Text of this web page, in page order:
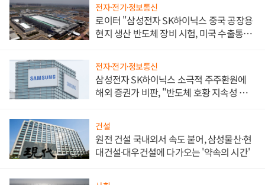
전자·전기·정보통신
로이터 "삼성전자 SK하이닉스 중국 공장용
현지 생산 반도체 장비 시험, 미국 수출통제
전자·전기·정보통신
삼성전자 SK하이닉스 소극적 주주환원에
해외 증권가 비판, "반도체 호황 지속성 의
건설
원전 건설 국내외서 속도 붙어, 삼성물산·현
대건설·대우건설에 다가오는 '약속의 시간'